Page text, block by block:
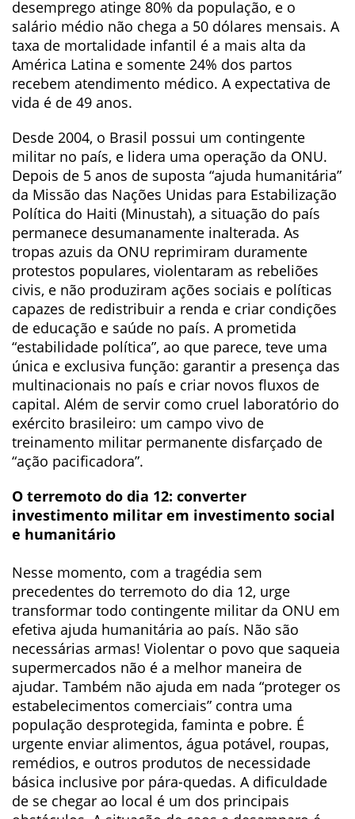
desemprego atinge 80% da população, e o
salário médio não chega a 50 dólares mensais. A
taxa de mortalidade infantil é a mais alta da
América Latina e somente 24% dos partos
recebem atendimento médico. A expectativa de
vida é de 49 anos.
Desde 2004, o Brasil possui um contingente
militar no país, e lidera uma operação da ONU.
Depois de 5 anos de suposta “ajuda humanitária”
da Missão das Nações Unidas para Estabilização
Política do Haiti (Minustah), a situação do país
permanece desumanamente inalterada. As
tropas azuis da ONU reprimiram duramente
protestos populares, violentaram as rebeliões
civis, e não produziram ações sociais e políticas
capazes de redistribuir a renda e criar condições
de educação e saúde no país. A prometida
“estabilidade política”, ao que parece, teve uma
única e exclusiva função: garantir a presença das
multinacionais no país e criar novos fluxos de
capital. Além de servir como cruel laboratório do
exército brasileiro: um campo vivo de
treinamento militar permanente disfarçado de
“ação pacificadora”.
O terremoto do dia 12: converter
investimento militar em investimento social
e humanitário
Nesse momento, com a tragédia sem
precedentes do terremoto do dia 12, urge
transformar todo contingente militar da ONU em
efetiva ajuda humanitária ao país. Não são
necessárias armas! Violentar o povo que saqueia
supermercados não é a melhor maneira de
ajudar. Também não ajuda em nada “proteger os
estabelecimentos comerciais” contra uma
população desprotegida, faminta e pobre. É
urgente enviar alimentos, água potável, roupas,
remédios, e outros produtos de necessidade
básica inclusive por pára-quedas. A dificuldade
de se chegar ao local é um dos principais